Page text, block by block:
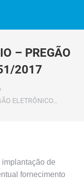
– PREGÃO
2017
ELETRÔNICO…
de
fornecimento